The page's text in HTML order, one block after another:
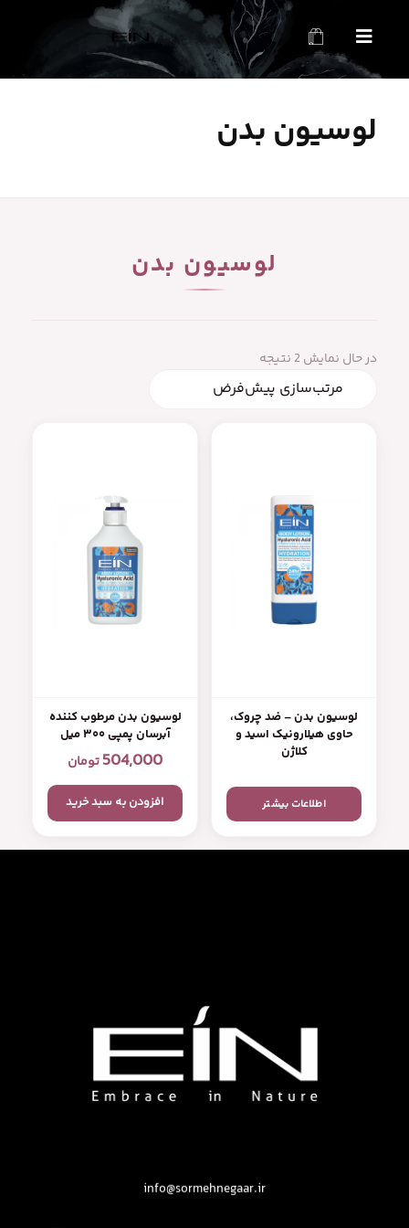
محصولات بهداشتی و زیبایی EINمحصولات بهداشتی و زیبایی EIN
لوسیون بدن
لوسیون بدن
در حال نمایش 2 نتیجه
لوسیون بدن – ضد چروک،
حاوی هیلارونیک اسید و
کلاژن
اطلاعات بیشتر
لوسیون بدن مرطوب کننده
آبرسان پمپی ۳۰۰ میل
504,000تومان
افزودن به سبد خرید
info@sormehnegaar.ir